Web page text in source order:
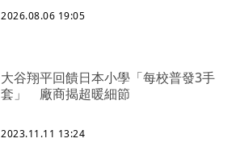
2026.08.06 19:05
大谷翔平回饋日本小學「每校普發3手
套」 廠商揭超暖細節
2023.11.11 13:24